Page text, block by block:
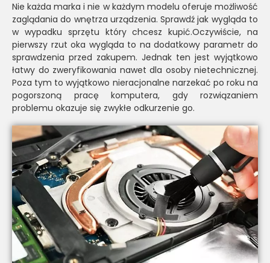
Nie każda marka i nie w każdym modelu oferuje możliwość
zaglądania do wnętrza urządzenia. Sprawdź jak wygląda to
w wypadku sprzętu który chcesz kupić.Oczywiście, na
pierwszy rzut oka wygląda to na dodatkowy parametr do
sprawdzenia przed zakupem. Jednak ten jest wyjątkowo
łatwy do zweryfikowania nawet dla osoby nietechnicznej.
Poza tym to wyjątkowo nieracjonalne narzekać po roku na
pogorszoną pracę komputera, gdy rozwiązaniem
problemu okazuje się zwykłe odkurzenie go.